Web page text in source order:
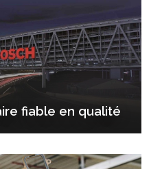
fiable en qualité